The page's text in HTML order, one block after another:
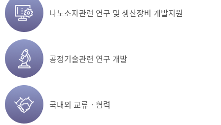
나노소자관련 연구 및 생산장비 개발지원
공정기술관련 연구 개발
국내외 교류ㆍ협력